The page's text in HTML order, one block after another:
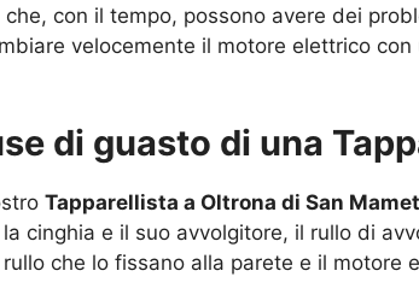
con il tempo, possono avere dei
velocemente il motore elettrico
di guasto di una
Tapparellista a Oltrona di San
cinghia e il suo avvolgitore, il rullo di
che lo fissano alla parete e il